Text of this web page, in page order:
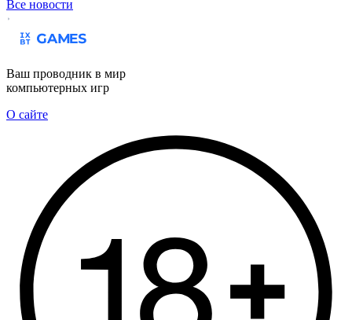
Все новости
Ваш проводник в мир
компьютерных игр
О сайте